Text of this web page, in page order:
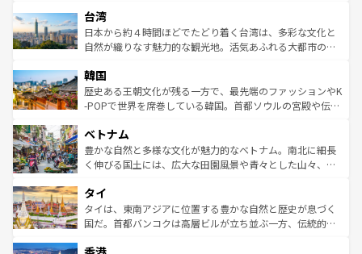
ならではの贅沢な旅のスタイルだ。 なお、新着のアメリカ
情報はコンテンツ一覧を参照してほしい。
れるおもてなしの心で訪れる人々を迎えてくれるハワイの
人々、おいしいローカルフードやハワイアンミュージッ
ク、伝統的なフラダンスなど、すべてがハワイの魅力を彩
ワイを、存分に味わってほしい。 なお、新着のハワイ情報
はコンテンツ一覧を参照してほしい。
リアリーフや大陸中央部にそびえるウルル（エアーズロッ
ク）、タスマニアの美しい原生林やケアンズの熱帯雨林な
ど、見どころがたくさん。また、カフェやワイン、オージ
いる。アクティビティも充実しており、サーフィンやダイ
ビング、ハイキングなど、アウトドア好きにはたまらな
い。オーストラリアの多彩な魅力を存分に味わいつくそ
参照してほしい。
台湾
日本から約４時間ほどでたどり着く台湾は、多彩な文化と
自然が織りなす魅力的な観光地。活気あふれる大都市の台
ン）、静ひつな山岳地帯である台湾東部など、都市の喧騒
と山間の静けさが共存しており、訪れる人に新しい発見と
驚きをもたらしてくれる。また、奥深い台湾の食文化も魅
容にもいいと評判のスイーツなど、バラエティ豊かな料理
が味わえる。 なお、新着の台湾情報は コンテンツ一覧を参
照してほしい。
韓国
歴史ある王朝文化が残る一方で、最先端のファッションやK
-POPで世界を席巻している韓国。首都ソウルの宮殿や伝統
き、地方に足を延ばせば四季折々の自然美を楽しむことが
できる。そして、キムチや焼肉、絶品のストリートフード
まで、さまざまな韓国料理が待っている。夜には、韓国な
リティに包まれながら、韓国の多彩な魅力を心ゆくまで味
わってみてほしい。 なお、新着の韓国情報はコンテンツ一
覧を参照してほしい。
ベトナム
豊かな自然と多様な文化が魅力的なベトナム。南北に細長
く伸びる国土には、広大な田園風景や青々とした山々、世
急速な発展と共に伝統が息づく。ハノイの古い町並みやホ
ーチミン市のフランス統治時代の建物も、独特の雰囲気を
醸し出している。また、バラエティの豊かさとおいしさで
とつ。フォーやバインミー、ベトナムコーヒーなどは、ぜ
タイ
タイは、東南アジアに位置する豊かな自然と歴史が息づく
国だ。首都バンコクは高層ビルが立ち並ぶ一方、伝統的な